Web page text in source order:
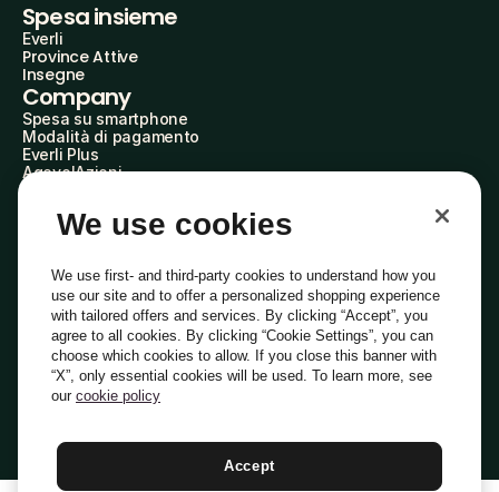
Spesa insieme
Everli
Province Attive
Insegne
Company
Spesa su smartphone
Modalità di pagamento
Everli Plus
AgevolAzioni
Everli Shoppers
Scopri chi siamo
Domande frequenti
Lavora con noi
Diventa Shopper
Investitori
PrivacyCookiePreferenze Cookie
Termini e Condizioni
Italiano
We use cookies
We use first- and third-party cookies to understand how you
use our site and to offer a personalized shopping experience
with tailored offers and services. By clicking “Accept”, you
agree to all cookies. By clicking “Cookie Settings”, you can
choose which cookies to allow. If you close this banner with
“X”, only essential cookies will be used. To learn more, see
our cookie policy
Accept